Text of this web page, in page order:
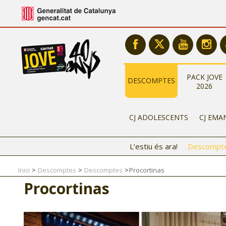
DESCOMPTES
PACK JOVE
2026
CJ ADOLESCENTS CJ
L’estiu és ara!
Inici Descomptes Descomptes Procortinas
Procortinas